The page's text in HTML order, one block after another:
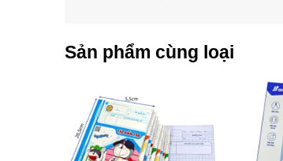
Sản phẩm cùng loại